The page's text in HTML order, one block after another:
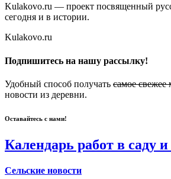
Kulakovo.ru — проект посвященный
сегодня и в истории.
Kulakovo.ru
Подпишитесь на нашу рассылку!
Удобный способ получать самое свежее
новости из деревни.
Оставайтесь с нами!
Календарь работ в саду и
Сельские новости